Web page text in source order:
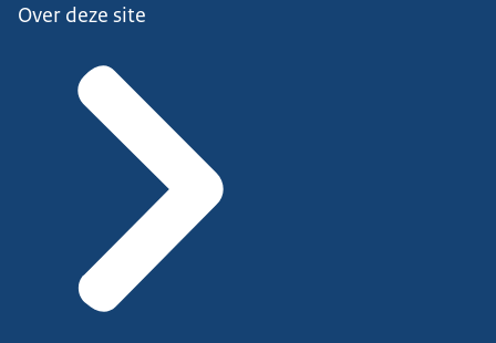
Over deze site